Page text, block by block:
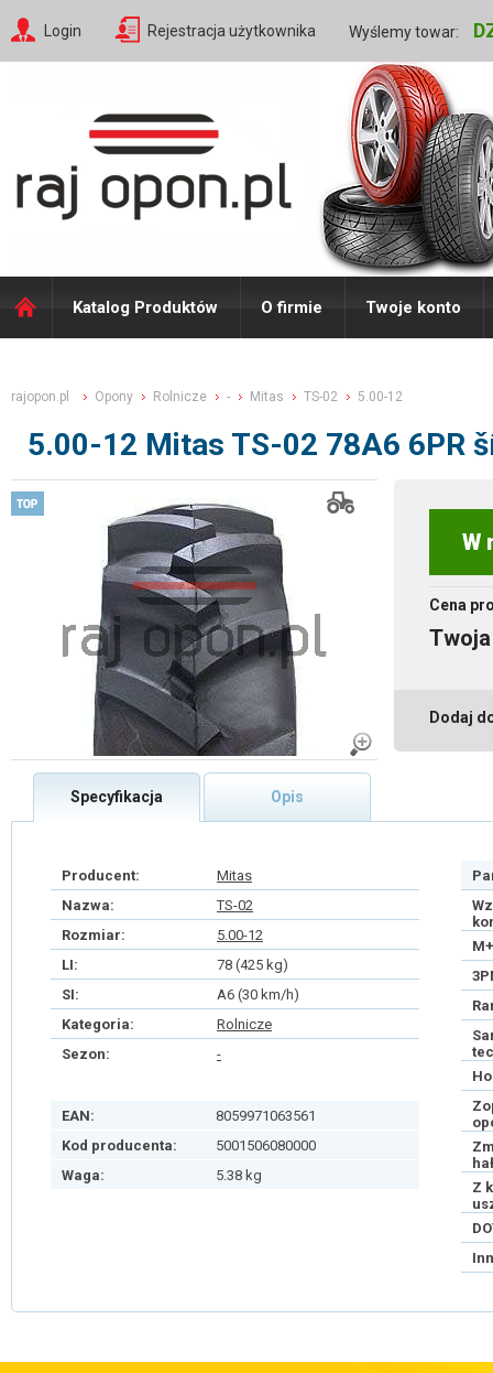
Login Rejestracja użytkownika Wyślemy towar:
Katalog Produktów O firmie Twoje konto
rajopon.pl Opony Rolnicze - Mitas TS-02 5.00-12
5.00-12 Mitas TS-02 78A6 6PR
W
Cena
Dodaj
Specyfikacja Opis
Producent:
Mitas
Nazwa:
TS-02
Rozmiar:
5.00-12
LI:
78 (425 kg)
SI:
A6 (30 km/h)
Kategoria:
Rolnicze
Sezon:
-
EAN:
8059971063561
Kod producenta:
5001506080000
Waga:
5.38 kg
Z